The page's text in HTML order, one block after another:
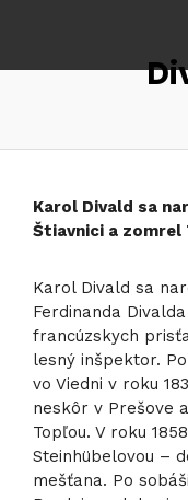
Karol Divald sa
Štiavnici a zomrel
Karol Divald sa
Ferdinanda
francúzskych
lesný inšpektor.
vo Viedni v roku
neskôr v Prešove
Topľou. V roku
Steinhübelovou –
mešťana. Po